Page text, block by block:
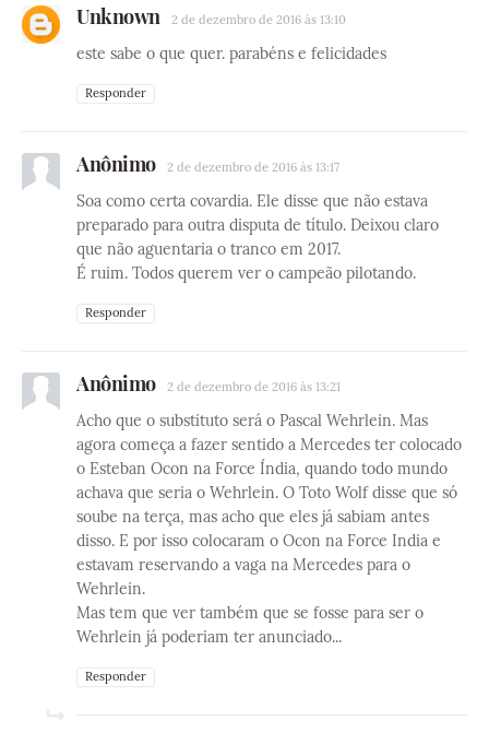
Unknown 2 de dezembro de 2016 às 13:10
este sabe o que quer. parabéns e felicidades
Responder
Anônimo 2 de dezembro de 2016 às 13:17
Soa como certa covardia. Ele disse que não estava
preparado para outra disputa de título. Deixou claro
que não aguentaria o tranco em 2017.
É ruim. Todos querem ver o campeão pilotando.
Responder
Anônimo 2 de dezembro de 2016 às 13:21
Acho que o substituto será o Pascal Wehrlein. Mas
agora começa a fazer sentido a Mercedes ter colocado
o Esteban Ocon na Force Índia, quando todo mundo
achava que seria o Wehrlein. O Toto Wolf disse que só
soube na terça, mas acho que eles já sabiam antes
disso. E por isso colocaram o Ocon na Force India e
estavam reservando a vaga na Mercedes para o
Wehrlein.
Mas tem que ver também que se fosse para ser o
Wehrlein já poderiam ter anunciado...
Responder